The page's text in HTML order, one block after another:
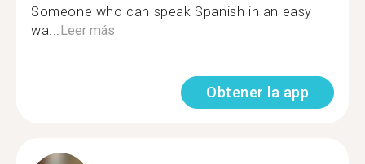
Someone who can speak Spanish in an easy
wa...Leer más
Obtener la app